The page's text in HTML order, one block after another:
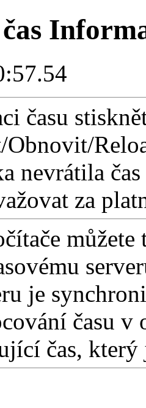
času
nevrátila
za
je
času v
čas, který